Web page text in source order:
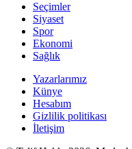
Seçimler
Siyaset
Spor
Ekonomi
Sağlık
Yazarlarımız
Künye
Hesabım
Gizlilik politikası
İletişim